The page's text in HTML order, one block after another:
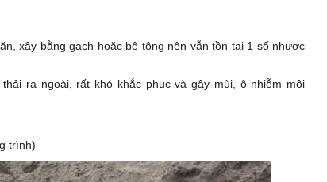
xây bằng gạch hoặc bê tông nên vẫn tồn tại 1 số nhược
ra ngoài, rất khó khắc phục và gây mùi, ô nhiễm môi
trình)